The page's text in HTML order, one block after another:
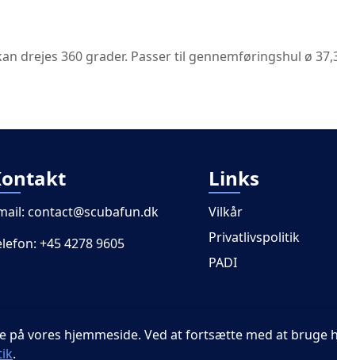
drejes 360 grader. Passer til gennemføringshul ø
contact@scubafun.dk
+45 4278 9605
Links
Vilkår
Privatlivspolitik
PADI
på vores hjemmeside. Ved at fortsætte med at bruge
.